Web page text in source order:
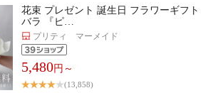
花束 プレゼント 誕生日 フラワーギフト
バラ 『ピ…
プリティ マーメイド
5,480円～
(13,858)